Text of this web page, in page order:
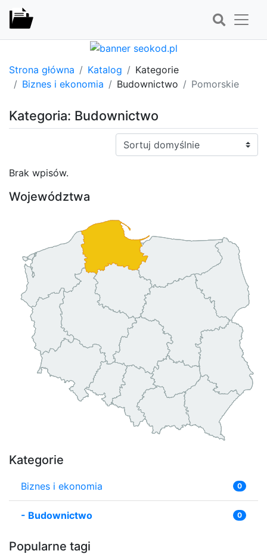
Strona główna Katalog
Kategorie
Biznes i ekonomia
Budownictwo Pomorskie
Kategoria: Budownictwo
Sortuj:
Brak wpisów.
Województwa
Kategorie
Biznes i ekonomia 0
- Budownictwo 0
Popularne tagi